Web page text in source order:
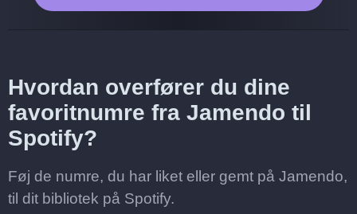
Hvordan overfører du dine
favoritnumre fra Jamendo til
Spotify?
Føj de numre, du har liket eller gemt på Jamendo,
til dit bibliotek på Spotify.